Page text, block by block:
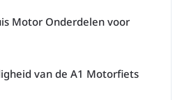
Motor Onderdelen voor
van de A1 Motorfiets